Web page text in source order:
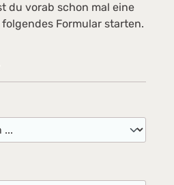
du vorab schon mal eine
Formular starten.